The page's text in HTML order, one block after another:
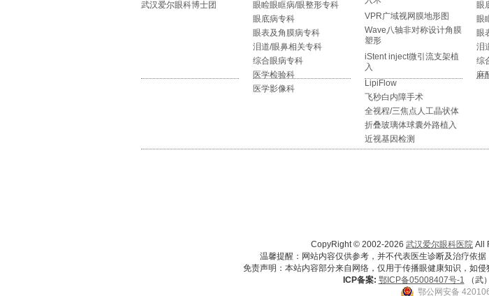
武汉爱尔眼科博士团
眼睑眼眶病/眼整形专科
眼底病专科
眼表及角膜病专科
泪道/眼鼻相关专科
综合眼病专科
医学检验科
医学影像科
VPR广域视网膜地形图
Wave八轴非对称设计角膜
塑形
iStent inject微引流支架植
入
LipiFlow
飞秒白内障手术
全视程/三焦点人工晶状体
折叠玻璃体球囊外路植入
近视基因检测
眼
眼
眼
泪
综
麻
CopyRight © 2002-2026 武汉爱尔眼科医院 All
温馨提醒：网站内容仅供参考，并不代表医生诊断及治疗依
免责声明：本站内容部分来自网络，仅用于传播眼健康知识，如
ICP备案: 鄂ICP备05008407号-1 （武
鄂公网安备